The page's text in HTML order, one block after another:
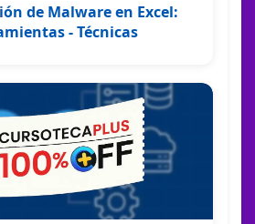
de Malware en Excel:
- Técnicas